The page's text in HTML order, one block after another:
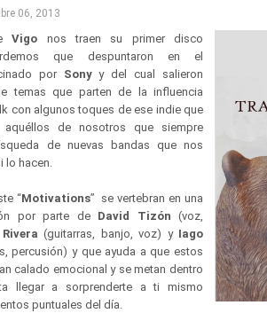
06, 2013
Vigo nos traen su primer disco
que despuntaron en el
por Sonyy del cual salieron
temas que parten de la influencia
con algunos toques de ese indie que
de nosotros que siempre
de nuevas bandas que nos
lo hacen.
“Motivations” se vertebran en una
por parte de David Tizón (voz,
(guitarras, banjo, voz) y Iago
percusión) y que ayuda a que estos
calado emocional y se metan dentro
llegar a sorprenderte a ti mismo
puntuales del día.